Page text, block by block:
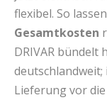
flexibel. So
Gesamtkosten
DRIVAR
Lieferung vor